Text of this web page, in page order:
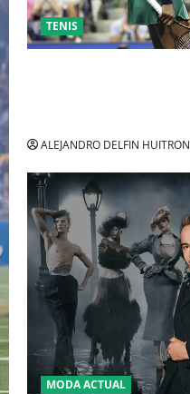
TENIS
ALEJANDRO DELFIN HUITRON
MODA ACTUAL